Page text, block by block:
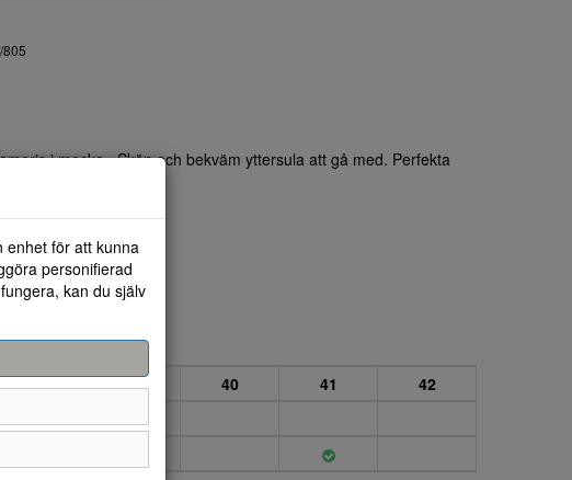
805
i mocka.. Skön och bekväm yttersula att gå med. Perfekta
38 39 40 41
42
enhet för att kunna
personifierad
kan du själv